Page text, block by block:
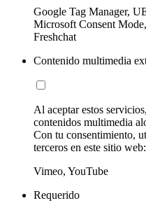
Google Tag Manager,
Microsoft Consent
Freshchat
Contenido multimedia
Al aceptar estos
contenidos multimedia
Con tu consentimiento,
terceros en este sitio web:
Vimeo, YouTube
Requerido